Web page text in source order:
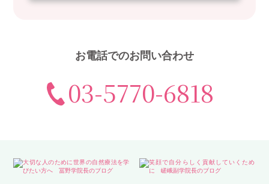
お電話でのお問い合わせ
03-5770-6818